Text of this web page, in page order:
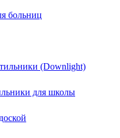
больниц
(Downlight)
для школы